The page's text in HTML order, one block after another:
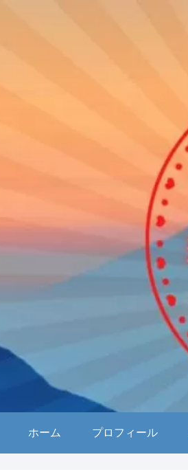
ホーム プロフィール